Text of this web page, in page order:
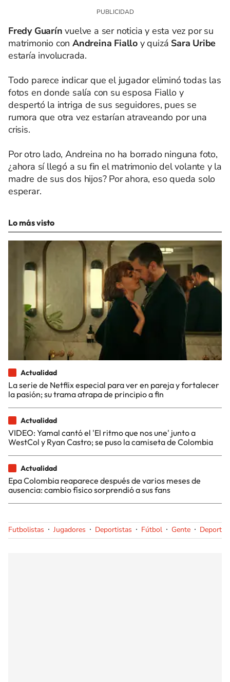
Fredy Guarín vuelve a ser noticia y esta vez por su
matrimonio conAndreina Fiallo y quizá Sara Uribe
estaría involucrada.
Todo parece indicar que el jugador eliminó todas las
fotos en donde salía con su esposa Fiallo y
despertó la intriga de sus seguidores, pues se
rumora que otra vez estarían atraveando por una
crisis.
Por otro lado, Andreina no ha borrado ninguna foto,
¿ahora sí llegó a su fin el matrimonio del volante y la
madre de sus dos hijos? Por ahora, eso queda solo
esperar.
Lo más visto
Actualidad
La serie de Netflix especial para ver en pareja y fortalecer
la pasión; su trama atrapa de principio a fin
Actualidad
VIDEO: Yamal cantó el 'El ritmo que nos une' junto a
WestCol y Ryan Castro; se puso la camiseta de Colombia
Actualidad
Epa Colombia reaparece después de varios meses de
ausencia: cambio físico sorprendió a sus fans
Futbolistas Jugadores Deportistas Fútbol Gente Deportes